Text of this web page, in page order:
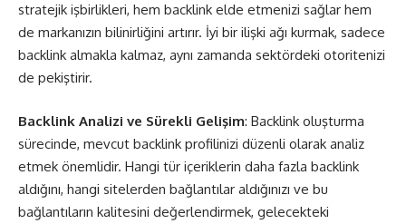
stratejik işbirlikleri, hem backlink elde etmenizi sağlar hem
de markanızın bilinirliğini artırır. İyi bir ilişki ağı kurmak, sadece
backlink almakla kalmaz, aynı zamanda sektördeki otoritenizi
de pekiştirir.
Backlink Analizi ve Sürekli Gelişim: Backlink oluşturma
sürecinde, mevcut backlink profilinizi düzenli olarak analiz
etmek önemlidir. Hangi tür içeriklerin daha fazla backlink
aldığını, hangi sitelerden bağlantılar aldığınızı ve bu
bağlantıların kalitesini değerlendirmek, gelecekteki